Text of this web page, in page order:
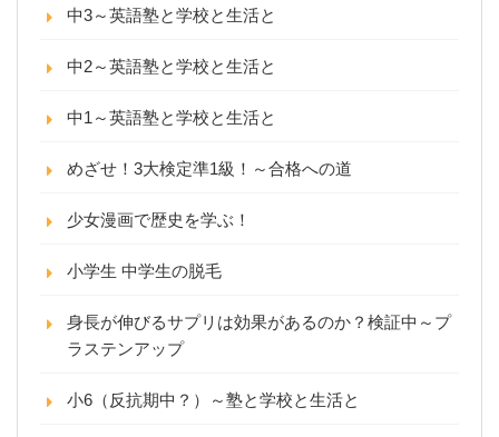
中3～英語塾と学校と生活と
中2～英語塾と学校と生活と
中1～英語塾と学校と生活と
めざせ！3大検定準1級！～合格への道
少女漫画で歴史を学ぶ！
小学生 中学生の脱毛
身長が伸びるサプリは効果があるのか？検証中～プ
ラステンアップ
小6（反抗期中？）～塾と学校と生活と